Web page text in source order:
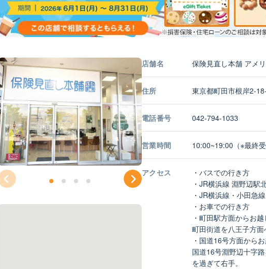
店舗名 保険見直し本舗 アメ
住所 東京都町田市根岸2-
電話番号 042-794-1033
営業時間 10:00~19:00（※最終
アクセス
・バスでの行き方
・JR横浜線 淵野辺駅
・JR横浜線・小田急
・お車での行き方
・町田駅方面からお越
町田街道を八王子方面
・国道16号方面から
国道16号淵野辺十字
を過ぎて右手。